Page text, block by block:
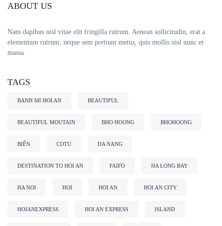
ABOUT US
Nam dapibus nisl vitae elit fringilla rutrum. Aenean sollicitudin, erat a
elementum rutrum, neque sem pretium metus, quis mollis nisl nunc et
massa
TAGS
BANH MI HOI AN BEAUTIFUL
BEAUTIFUL MOUTAIN BHO HOONG BHOHOONG
BIỂN COTU DA NANG
DESTINATION TO HOI AN FAIFO HA LONG BAY
HA NOI HOI HOI AN HOI AN CITY
HOIANEXPRESS HOI AN EXPRESS ISLAND